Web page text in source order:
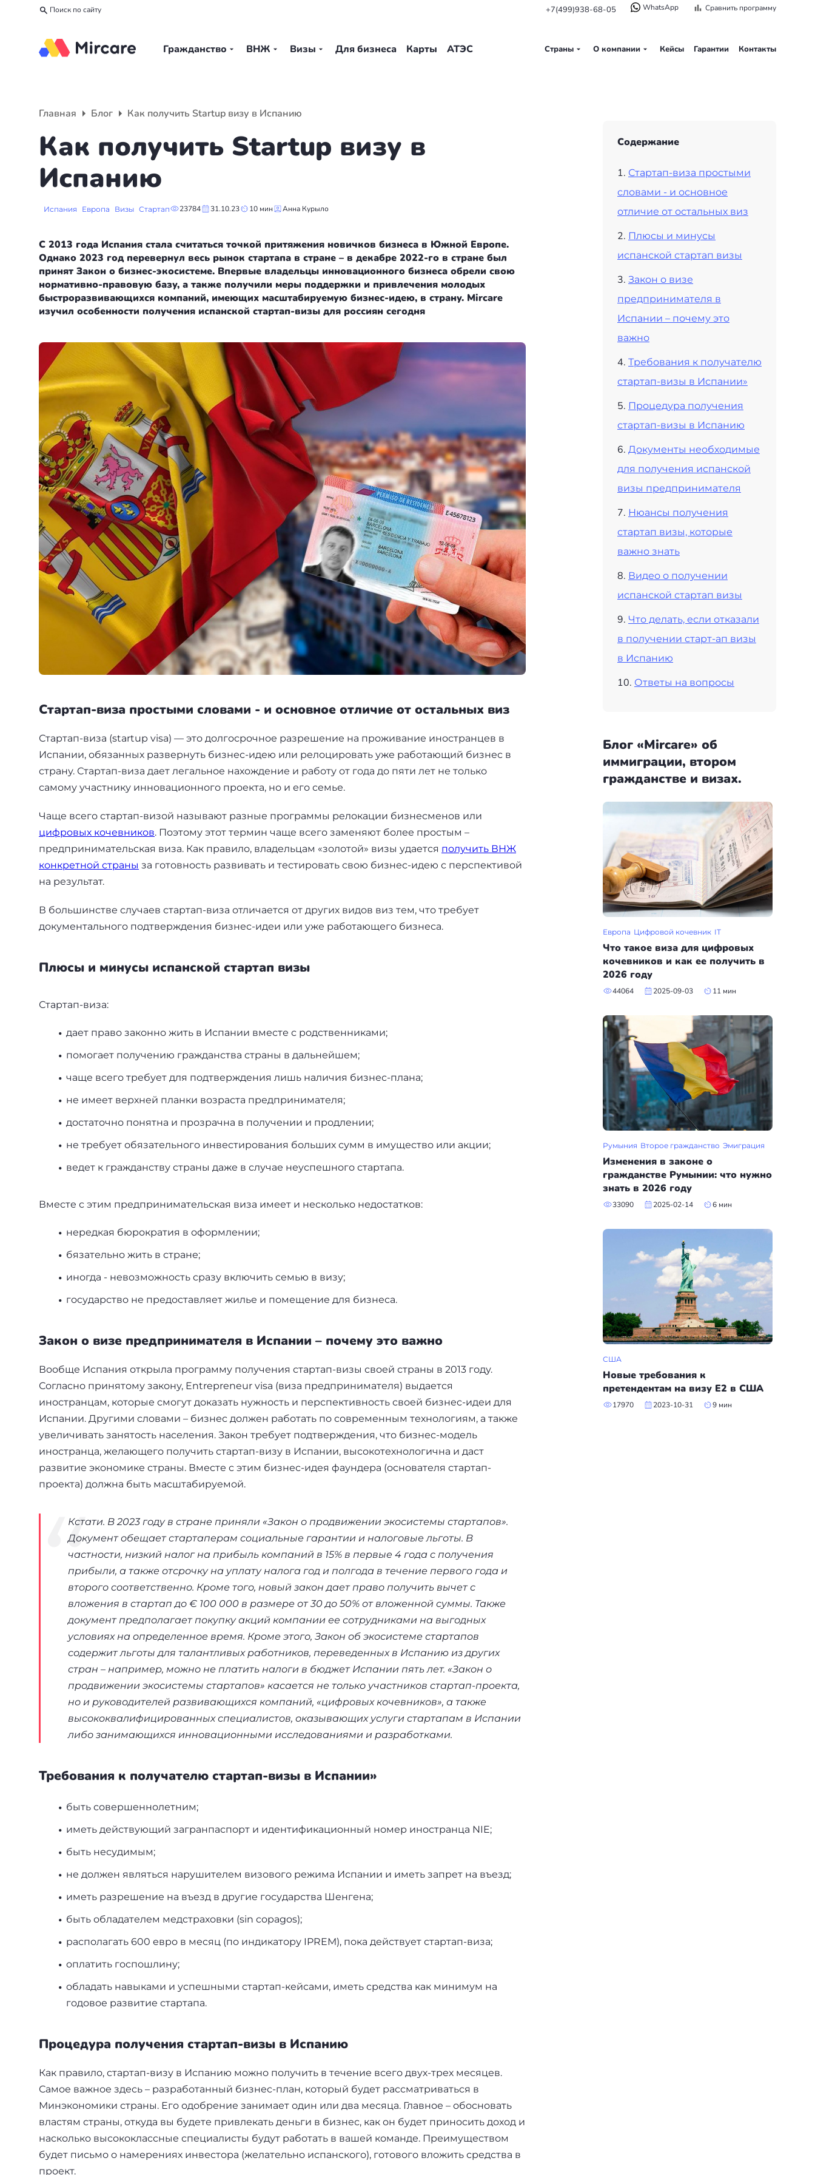
Поиск по сайту +7(499)938-68-05 WhatsApp Сравнить программу
Гражданство ВНЖ Визы Для бизнеса Карты АТЭС Страны О компании Кейсы Гарантии Контакты
Главная Блог Как получить Startup визу в Испанию
Как получить Startup визу в
Испанию
Испания Европа Визы Стартап 23784 31.10.23 10 мин Анна Курыло
С 2013 года Испания стала считаться точкой притяжения новичков бизнеса в Южной Европе.
Однако 2023 год перевернул весь рынок стартапа в стране – в декабре 2022-го в стране был
принят Закон о бизнес-экосистеме. Впервые владельцы инновационного бизнеса обрели свою
нормативно-правовую базу, а также получили меры поддержки и привлечения молодых
быстроразвивающихся компаний, имеющих масштабируемую бизнес-идею, в страну. Mircare
изучил особенности получения испанской стартап-визы для россиян сегодня
Стартап-виза простыми словами - и основное отличие от остальных виз
Стартап-виза (startup visa) — это долгосрочное разрешение на проживание иностранцев в
Испании, обязанных развернуть бизнес-идею или релоцировать уже работающий бизнес в
страну. Стартап-виза дает легальное нахождение и работу от года до пяти лет не только
самому участнику инновационного проекта, но и его семье.
Чаще всего стартап-визой называют разные программы релокации бизнесменов или
цифровых кочевников. Поэтому этот термин чаще всего заменяют более простым –
предпринимательская виза. Как правило, владельцам «золотой» визы удается получить ВНЖ
конкретной страны за готовность развивать и тестировать свою бизнес-идею с перспективой
на результат.
В большинстве случаев стартап-виза отличается от других видов виз тем, что требует
документального подтверждения бизнес-идеи или уже работающего бизнеса.
Плюсы и минусы испанской стартап визы
Стартап-виза:
дает право законно жить в Испании вместе с родственниками;
помогает получению гражданства страны в дальнейшем;
чаще всего требует для подтверждения лишь наличия бизнес-плана;
не имеет верхней планки возраста предпринимателя;
достаточно понятна и прозрачна в получении и продлении;
не требует обязательного инвестирования больших сумм в имущество или акции;
ведет к гражданству страны даже в случае неуспешного стартапа.
Вместе с этим предпринимательская виза имеет и несколько недостатков:
нередкая бюрократия в оформлении;
бязательно жить в стране;
иногда - невозможность сразу включить семью в визу;
государство не предоставляет жилье и помещение для бизнеса.
Закон о визе предпринимателя в Испании – почему это важно
Вообще Испания открыла программу получения стартап-визы своей страны в 2013 году.
Согласно принятому закону, Entrepreneur visa (виза предпринимателя) выдается
иностранцам, которые смогут доказать нужность и перспективность своей бизнес-идеи для
Испании. Другими словами – бизнес должен работать по современным технологиям, а также
увеличивать занятость населения. Закон требует подтверждения, что бизнес-модель
иностранца, желающего получить стартап-визу в Испании, высокотехнологична и даст
развитие экономике страны. Вместе с этим бизнес-идея фаундера (основателя стартап-
проекта) должна быть масштабируемой.
Кстати. В 2023 году в стране приняли «Закон о продвижении экосистемы стартапов».
Документ обещает стартаперам социальные гарантии и налоговые льготы. В
частности, низкий налог на прибыль компаний в 15% в первые 4 года с получения
прибыли, а также отсрочку на уплату налога год и полгода в течение первого года и
второго соответственно. Кроме того, новый закон дает право получить вычет с
вложения в стартап до € 100 000 в размере от 30 до 50% от вложенной суммы. Также
документ предполагает покупку акций компании ее сотрудниками на выгодных
условиях на определенное время. Кроме этого, Закон об экосистеме стартапов
содержит льготы для талантливых работников, переведенных в Испанию из других
стран – например, можно не платить налоги в бюджет Испании пять лет. «Закон о
продвижении экосистемы стартапов» касается не только участников стартап-проекта,
но и руководителей развивающихся компаний, «цифровых кочевников», а также
высококвалифицированных специалистов, оказывающих услуги стартапам в Испании
либо занимающихся инновационными исследованиями и разработками.
Требования к получателю стартап-визы в Испании»
быть совершеннолетним;
иметь действующий загранпаспорт и идентификационный номер иностранца NIE;
быть несудимым;
не должен являться нарушителем визового режима Испании и иметь запрет на въезд;
иметь разрешение на въезд в другие государства Шенгена;
быть обладателем медстраховки (sin copagos);
располагать 600 евро в месяц (по индикатору IPREM), пока действует стартап-виза;
оплатить госпошлину;
обладать навыками и успешными стартап-кейсами, иметь средства как минимум на
годовое развитие стартапа.
Процедура получения стартап-визы в Испанию
Как правило, стартап-визу в Испанию можно получить в течение всего двух-трех месяцев.
Самое важное здесь – разработанный бизнес-план, который будет рассматриваться в
Минэкономики страны. Его одобрение занимает один или два месяца. Главное – обосновать
властям страны, откуда вы будете привлекать деньги в бизнес, как он будет приносить доход и
насколько высококлассные специалисты будут работать в вашей команде. Преимуществом
будет письмо о намерениях инвестора (желательно испанского), готового вложить средства в
проект.
Содержание
Стартап-виза простыми
словами - и основное
отличие от остальных виз
Плюсы и минусы
испанской стартап визы
Закон о визе
предпринимателя в
Испании – почему это
важно
Требования к получателю
стартап-визы в Испании»
Процедура получения
стартап-визы в Испанию
Документы необходимые
для получения испанской
визы предпринимателя
Нюансы получения
стартап визы, которые
важно знать
Видео о получении
испанской стартап визы
Что делать, если отказали
в получении старт-ап визы
в Испанию
Ответы на вопросы
Блог «Mircare» об
иммиграции, втором
гражданстве и визах.
Европа Цифровой кочевник IT
Что такое виза для цифровых
кочевников и как ее получить в
2026 году
44064 2025-09-03 11 мин
Румыния Второе гражданство Эмиграция
Изменения в законе о
гражданстве Румынии: что нужно
знать в 2026 году
33090 2025-02-14 6 мин
США
Новые требования к
претендентам на визу Е2 в США
17970 2023-10-31 9 мин
Мальта
Испания
Румыния
Болгария
Венгрия
Америка
Аргентина
Другие страны
Вануату
Израиль
Гренада
+7(499)938-68-05
Whatsapp
Италия
Великобритания
Португалия
Словения
Франция
Испания
Венгрия
Турция
Люксембург
Черногория
Финляндия
Нидерланды
Германия
Дания
Словакия
США
Парагвай
Другие страны
Бали
Таиланд
+7(499)938-68-05
Партнерская программа
Вакансии
Вебинары
Пишем в СМИ
Отзывы
+7(499)938-68-05
Whatsapp Telegram